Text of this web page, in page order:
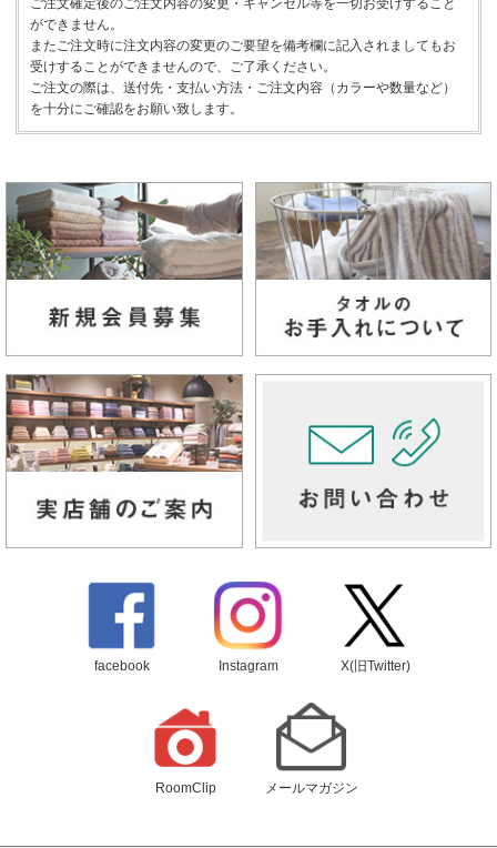
ご注文確定後のご注文内容の変更・キャンセル等を一切お受けすること
ができません。
またご注文時に注文内容の変更のご要望を備考欄に記入されましてもお
受けすることができませんので、ご了承ください。
ご注文の際は、送付先・支払い方法・ご注文内容（カラーや数量など）
を十分にご確認をお願い致します。
facebook Instagram X(旧Twitter)
RoomClip メールマガジン